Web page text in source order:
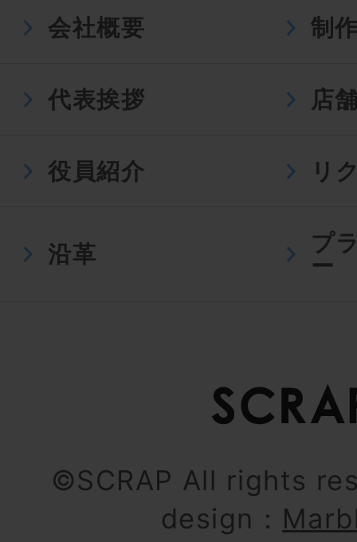
会社概要 制
代表挨拶 店
役員紹介 リ
沿革
プ
ー
©SCRAP All rights
design：